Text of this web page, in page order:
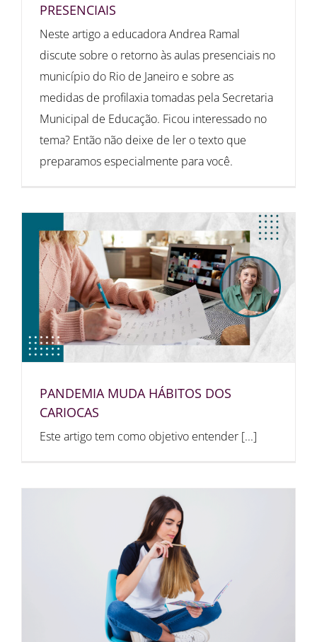
PRESENCIAIS
Neste artigo a educadora Andrea Ramal
discute sobre o retorno às aulas presenciais no
município do Rio de Janeiro e sobre as
medidas de profilaxia tomadas pela Secretaria
Municipal de Educação. Ficou interessado no
tema? Então não deixe de ler o texto que
preparamos especialmente para você.
PANDEMIA MUDA HÁBITOS DOS
CARIOCAS
Este artigo tem como objetivo entender [...]